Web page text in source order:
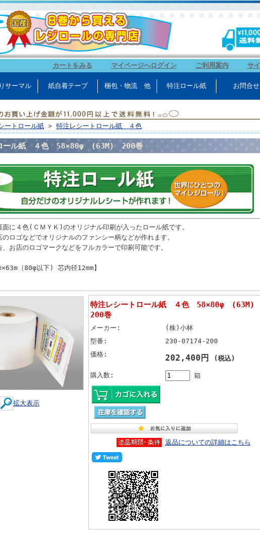
カートをみる マイページへログイン｜ ご利用案内｜ サ
サーマル 紙自着テープ 梱包・物流 他 特注ロール紙 お問合せ
ートロール紙> 特注レシートロール紙 ４色
ロール紙 ４色 58×80φ (63M) 200巻
に４色(ＣＭＹＫ)のオリジナル印刷が入ったロール紙です。
ロゴなどでオリジナルのファンシー柄などが作れます。
お店のロゴマークなどをフルカラーで印刷可能です。
（80φ以下) 芯内径12mm】
拡大表示
特注レシートロール紙 ４色 58×80φ (63M)
200巻
メーカー:
(株)小林
型番:
230-07174-200
価格:
202,400円 (税込)
購入数: 箱
返品についての詳細はこちら